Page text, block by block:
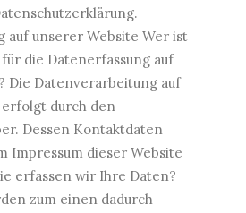
auf unserer Website Wer ist
die Datenerfassung auf
Die Datenverarbeitung auf
durch den
Dessen Kontaktdaten
Impressum dieser Website
erfassen wir Ihre Daten?
zum einen dadurch